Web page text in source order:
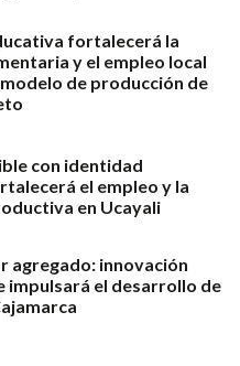
fortalecerá la
y el empleo local
de producción de
con identidad
el empleo y la
en Ucayali
agregado: innovación
impulsará el desarrollo de